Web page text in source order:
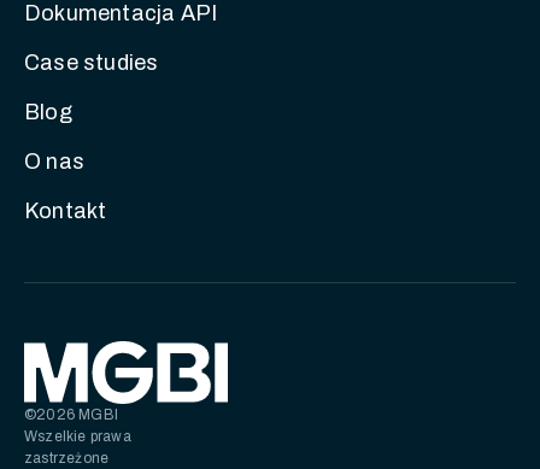
Dokumentacja API
Case studies
Blog
O nas
Kontakt
©2026 MGBI
Wszelkie prawa
zastrzeżone